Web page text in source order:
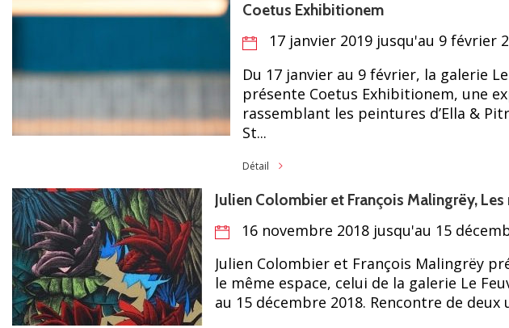
Coetus Exhibitionem
17 janvier 2019 jusqu'au 9 février
Du 17 janvier au 9 février, la galerie
présente Coetus Exhibitionem, une
rassemblant les peintures d’Ella &
St...
Détail
Julien Colombier et François Malingrëy,
16 novembre 2018 jusqu'au 15
Julien Colombier et François Malingrëy
le même espace, celui de la galerie Le
au 15 décembre 2018. Rencontre de deux